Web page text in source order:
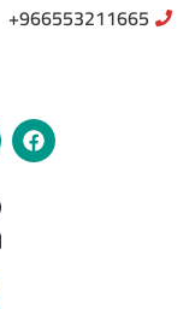
966553211665+